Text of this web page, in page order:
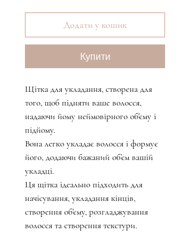
Додати у кошик
Купити
Щітка для укладання, створена для
того, щоб підняти ваше волосся,
надаючи йому неймовірного об'єму і
підйому.
Вона легко укладає волосся і формує
його, додаючи бажаний об’єм вашій
укладці.
Ця щітка ідеально підходить для
начісування, укладання кінців,
створення об'єму, розгладжування
волосся та створення текстури.